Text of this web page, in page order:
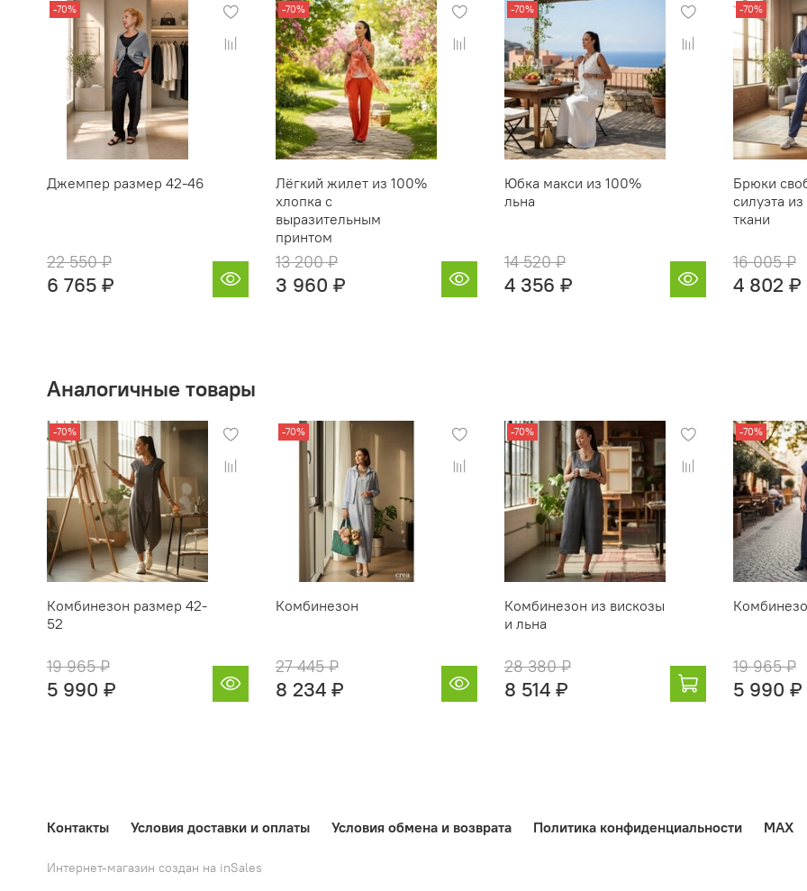
-70%
Джемпер размер 42-46
22 550 ₽
6 765 ₽
-70%
Лёгкий жилет из 100%
хлопка с
выразительным
принтом
13 200 ₽
3 960 ₽
-70%
Юбка макси из 100%
льна
14 520 ₽
4 356 ₽
-70%
Брюки
силуэта
ткани
16 005 ₽
4 802 ₽
Аналогичные товары
-70%
Комбинезон размер 42-
52
19 965 ₽
5 990 ₽
-70%
Комбинезон
27 445 ₽
8 234 ₽
-70%
Комбинезон из вискозы
и льна
28 380 ₽
8 514 ₽
-70%
19 965 ₽
5 990 ₽
Контакты Условия доставки и оплаты Условия обмена и возврата Политика конфиденциальности MAX
Интернет-магазин создан на inSales